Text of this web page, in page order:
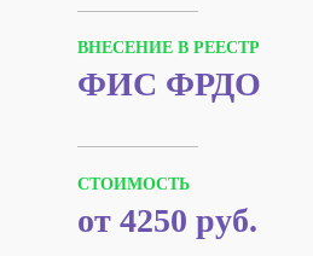
ВНЕСЕНИЕ В РЕЕСТР
ФИС ФРДО
СТОИМОСТЬ
от 4250 руб.